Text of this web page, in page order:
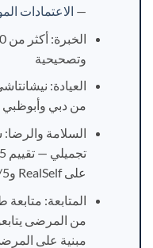
— الاعتمادات
وتصحيحية
العيادة:
من دبي وأبوظبي
السلامة
على RealSelf و5/5 على Google
المتابعة:
مبنية على